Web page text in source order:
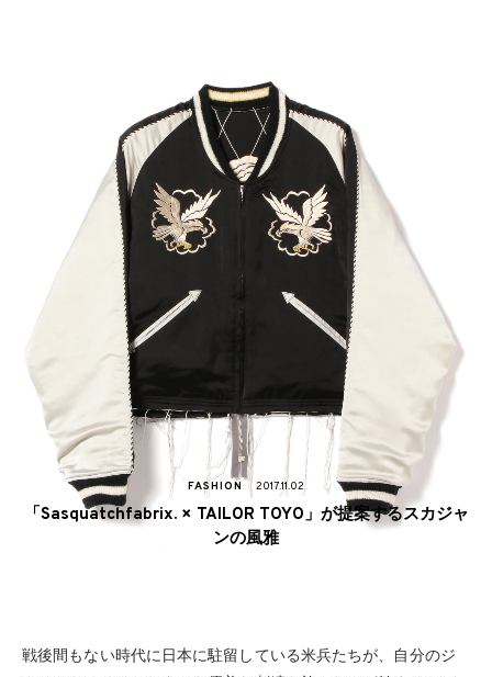
FASHION 2017.11.02
「Sasquatchfabrix. × TAILOR TOYO」が提案するスカジャ
ンの風雅
戦後間もない時代に日本に駐留している米兵たちが、自分のジ